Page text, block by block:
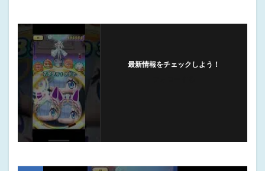
最新情報をチェックしよう！